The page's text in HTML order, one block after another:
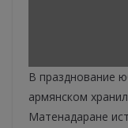
В празднование
армянском
Матенадаране